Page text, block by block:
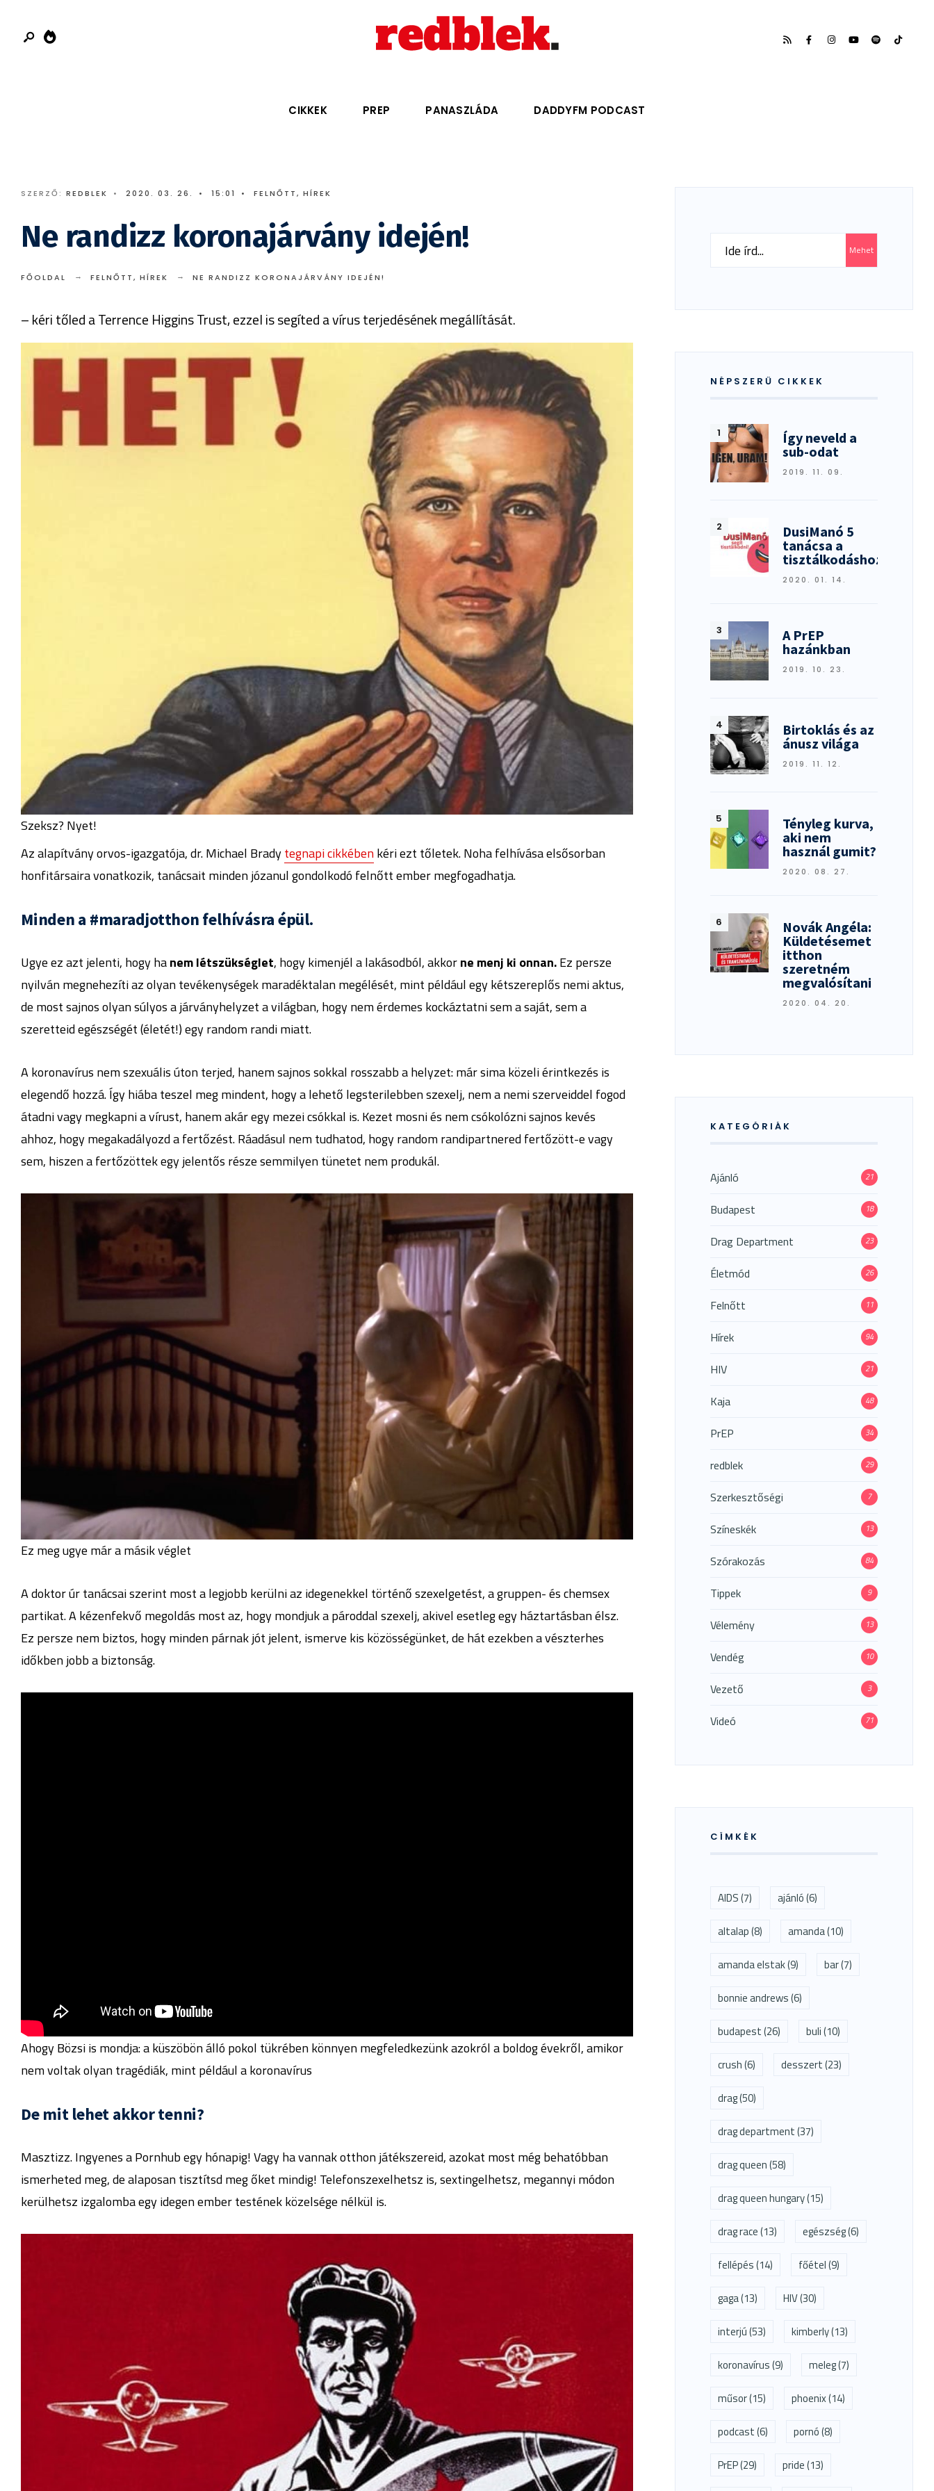
CIKKEK PREP PANASZLÁDA DADDYFM PODCAST
SZERZŐ: REDBLEK • 2020. 03. 26. • 15:01 • FELNŐTT, HÍREK
Ne randizz koronajárvány idején!
FŐOLDAL FELNŐTT, HÍREK NE RANDIZZ KORONAJÁRVÁNY IDEJÉN!
– kéri tőled a Terrence Higgins Trust, ezzel is segíted a vírus terjedésének megállítását.
Szeksz? Nyet!
Az alapítvány orvos-igazgatója, dr. Michael Bradytegnapi cikkébenkéri ezt tőletek. Noha felhívása elsősorban
honfitársaira vonatkozik, tanácsait minden józanul gondolkodó felnőtt ember megfogadhatja.
Minden a #maradjotthon felhívásra épül.
Ugye ez azt jelenti, hogy hanem létszükséglet, hogy kimenjél a lakásodból, akkorne menj ki onnan.Ez persze
nyilván megnehezíti az olyan tevékenységek maradéktalan megélését, mint például egy kétszereplős nemi aktus,
de most sajnos olyan súlyos a járványhelyzet a világban, hogy nem érdemes kockáztatni sem a saját, sem a
szeretteid egészségét (életét!) egy random randi miatt.
A koronavírus nem szexuális úton terjed, hanem sajnos sokkal rosszabb a helyzet: már sima közeli érintkezés is
elegendő hozzá. Így hiába teszel meg mindent, hogy a lehető legsterilebben szexelj, nem a nemi szerveiddel fogod
átadni vagy megkapni a vírust, hanem akár egy mezei csókkal is. Kezet mosni és nem csókolózni sajnos kevés
ahhoz, hogy megakadályozd a fertőzést. Ráadásul nem tudhatod, hogy random randipartnered fertőzött-e vagy
sem, hiszen a fertőzöttek egy jelentős része semmilyen tünetet nem produkál.
Ez meg ugye már a másik véglet
A doktor úr tanácsai szerint most a legjobb kerülni az idegenekkel történő szexelgetést, a gruppen- és chemsex
partikat. A kézenfekvő megoldás most az, hogy mondjuk a pároddal szexelj, akivel esetleg egy háztartásban élsz.
Ez persze nem biztos, hogy minden párnak jót jelent, ismerve kis közösségünket, de hát ezekben a vészterhes
időkben jobb a biztonság.
Ahogy Bözsi is mondja: a küszöbön álló pokol tükrében könnyen megfeledkezünk azokról a boldog évekről, amikor
nem voltak olyan tragédiák, mint például a koronavírus
De mit lehet akkor tenni?
Masztizz. Ingyenes a Pornhub egy hónapig! Vagy ha vannak otthon játékszereid, azokat most még behatóbban
ismerheted meg, de alaposan tisztítsd meg őket mindig! Telefonszexelhetsz is, sextingelhetsz, megannyi módon
kerülhetsz izgalomba egy idegen ember testének közelsége nélkül is.
Search
Mehet
NÉPSZERŰ CIKKEK
Így neveld a
sub-odat
2019. 11. 09.
DusiManó 5
tanácsa a
tisztálkodáshoz
2020. 01. 14.
A PrEP
hazánkban
2019. 10. 23.
Birtoklás és az
ánusz világa
2019. 11. 12.
Tényleg kurva,
aki nem
használ gumit?
2020. 08. 27.
Novák Angéla:
Küldetésemet
itthon
szeretném
megvalósítani
2020. 04. 20.
KATEGÓRIÁK
Ajánló 21
Budapest 18
Drag Department 23
Életmód 26
Felnőtt 11
Hírek 94
HIV 21
Kaja 48
PrEP 34
redblek 29
Szerkesztőségi 7
Színeskék 13
Szórakozás 84
Tippek 9
Vélemény 13
Vendég 10
Vezető 3
Videó 71
CÍMKÉK
AIDS(7) ajánló(6)
altalap(8) amanda(10)
amanda elstak(9) bar(7)
bonnie andrews(6)
budapest(26) buli(10)
crush(6) desszert(23)
drag(50)
drag department(37)
drag queen(58)
drag queen hungary(15)
drag race(13) egészség(6)
fellépés(14) főétel(9)
gaga(13) HIV(30)
interjú(53) kimberly(13)
koronavírus(9) meleg(7)
műsor(15) phoenix(14)
podcast(6) pornó(8)
PrEP(29) pride(13)